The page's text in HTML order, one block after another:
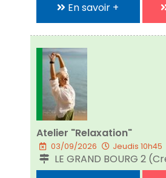
En savoir +
Atelier "Relaxation"
03/09/2026 Jeudis 10h45
LE GRAND BOURG 2